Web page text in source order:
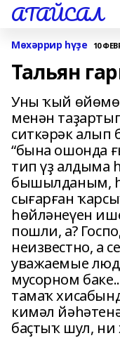
АТАЙСАЛ
Мөхәррир һүҙе 10
Тальян
Уны ҡый
менән
ситкәрәк алып
“бына ошонда
тип үҙ алдыма
бышылданым,
сығарған
һөйләнеүен
пошли, а?
неизвестно, а
уважаемые
мусорном
тамаҡ
кимәл
баҫтыҡ шул, ни